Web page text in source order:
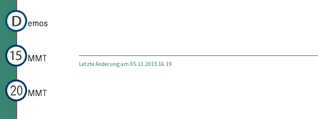
Letzte Änderung am 05.11.2015 16:19